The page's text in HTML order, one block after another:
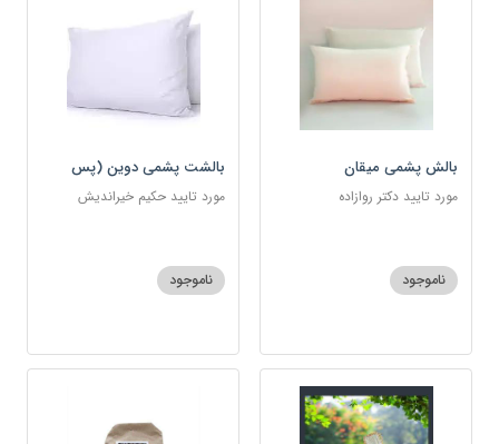
بالش پشمی میقان
مورد تایید دکتر روازاده
ناموجود
بالشت پشمی دوین (پس
کرایه)
مورد تایید حکیم خیراندیش
ناموجود